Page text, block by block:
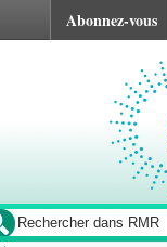
Abonnez-vous